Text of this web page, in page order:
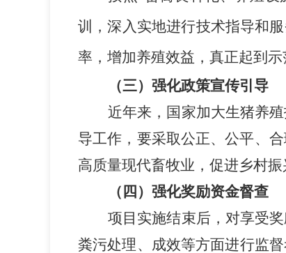
训，深入实地进行技术指导和
率，增加养殖效益，真正起到示
（三）强化政策宣传引导
近年来，国家加大生猪养殖
导工作，要采取公正、公平、合
高质量现代畜牧业 ，促进乡村振
（四）强化奖励资金督查
项目 实施结束后，对享受
粪污处理 、成效等方面进行监